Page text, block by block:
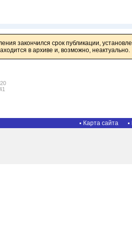
закончился срок публикации,
в архиве и, возможно, неактуально.
Карта сайта